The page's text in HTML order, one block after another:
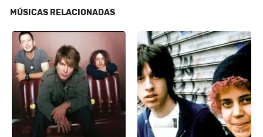
MÚSICAS RELACIONADAS